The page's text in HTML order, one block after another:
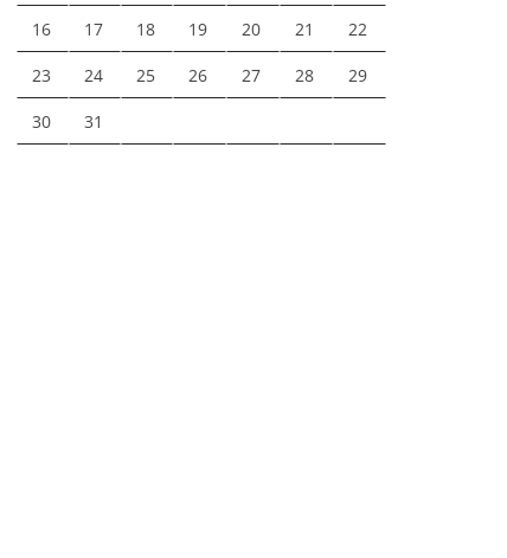
16 17 18 19 20 21 22
23 24 25 26 27 28 29
30 31